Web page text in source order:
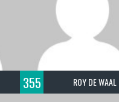
355 ROY DE WAAL